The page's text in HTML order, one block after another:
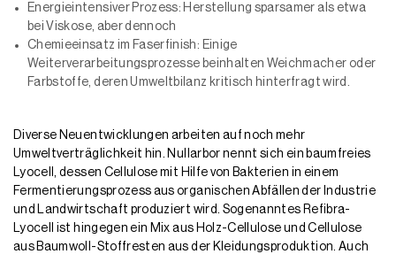
Energieintensiver Prozess: Herstellung sparsamer als etwa
bei Viskose, aber dennoch
Chemieeinsatz im Faserfinish: Einige
Weiterverarbeitungsprozesse beinhalten Weichmacher oder
Farbstoffe, deren Umweltbilanz kritisch hinterfragt wird.
Diverse Neuentwicklungen arbeiten auf noch mehr
Umweltverträglichkeit hin. Nullarbor nennt sich ein baumfreies
Lyocell, dessen Cellulose mit Hilfe von Bakterien in einem
Fermentierungsprozess aus organischen Abfällen der Industrie
und Landwirtschaft produziert wird. Sogenanntes Refibra-
Lyocell ist hingegen ein Mix aus Holz-Cellulose und Cellulose
aus Baumwoll-Stoffresten aus der Kleidungsproduktion. Auch